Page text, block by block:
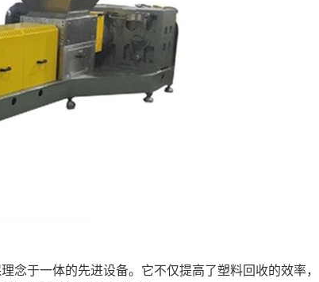
念于一体的先进设备。它不仅提高了塑料回收的效率